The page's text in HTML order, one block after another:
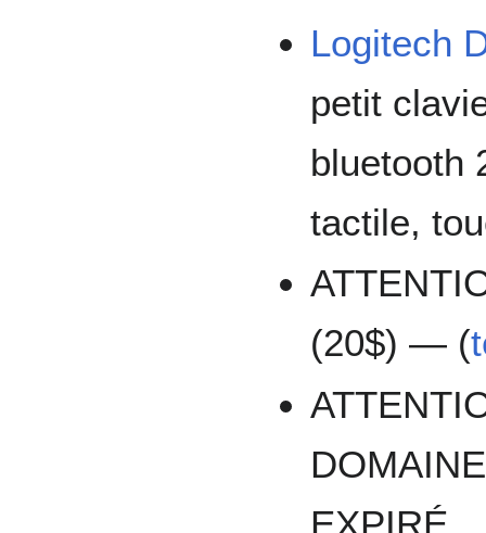
Logitech
petit
bluetooth
tactile,
(20$) — (
DOMAINE
EXPIRÉ